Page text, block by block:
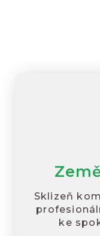
Sklizeň
ke